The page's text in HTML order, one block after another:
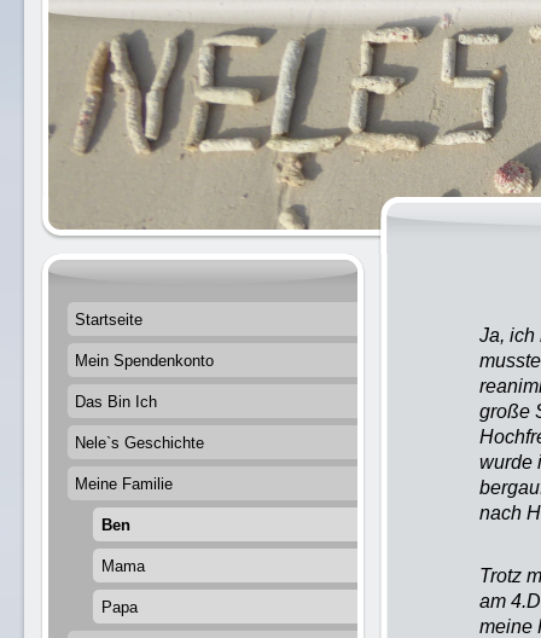
Ja, ich
große
wurde
nach
Trotz
am
meine
Startseite
Mein Spendenkonto
Das Bin Ich
Nele`s Geschichte
Meine Familie
Ben
Mama
Papa